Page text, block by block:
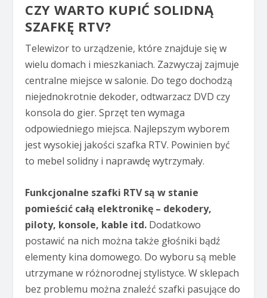
CZY WARTO KUPIĆ SOLIDNĄ
SZAFKĘ RTV?
Telewizor to urządzenie, które znajduje się w
wielu domach i mieszkaniach. Zazwyczaj zajmuje
centralne miejsce w salonie. Do tego dochodzą
niejednokrotnie dekoder, odtwarzacz DVD czy
konsola do gier. Sprzęt ten wymaga
odpowiedniego miejsca. Najlepszym wyborem
jest wysokiej jakości szafka RTV. Powinien być
to mebel solidny i naprawdę wytrzymały.
Funkcjonalne szafki RTV są w stanie
pomieścić całą elektronikę – dekodery,
piloty, konsole, kable itd. Dodatkowo
postawić na nich można także głośniki bądź
elementy kina domowego. Do wyboru są meble
utrzymane w różnorodnej stylistyce. W sklepach
bez problemu można znaleźć szafki pasujące do